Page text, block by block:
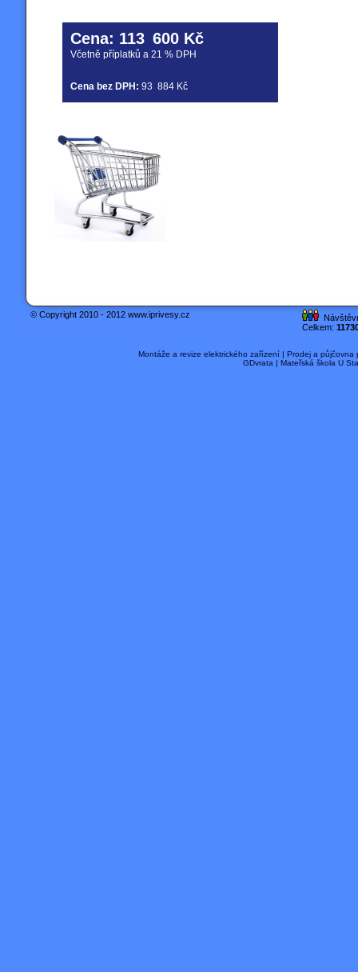
Cena: 113 600 Kč
Včetně příplatků a 21 % DPH
Cena bez DPH: 93 884 Kč
© Copyright 2010 - 2012 www.iprivesy.cz
Celkem:
Montáže a revize elektrického zařízení| Prodej a půjčovna
GDvrata | Mateřská škola U